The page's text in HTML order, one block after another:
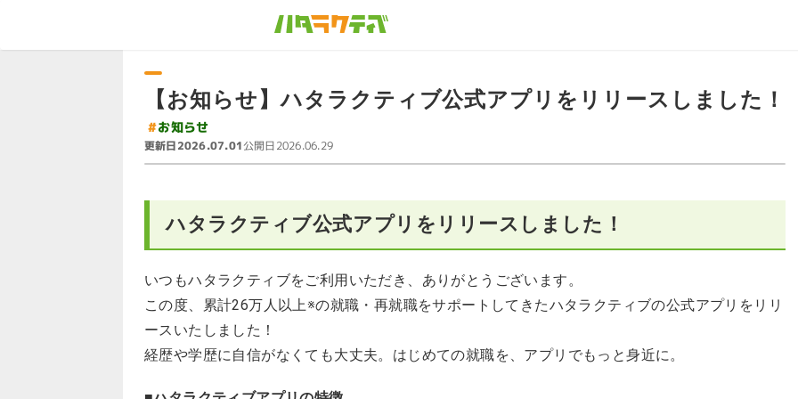
【お知らせ】ハタラクティブ公式アプリをリリースしました！
#お知らせ
更新日2026.07.01公開日2026.06.29
ハタラクティブ公式アプリをリリースしました！
いつもハタラクティブをご利用いただき、ありがとうございます。
この度、累計26万人以上※の就職・再就職をサポートしてきたハタラクティブの公式アプリをリリ
ースいたしました！
経歴や学歴に自信がなくても大丈夫。はじめての就職を、アプリでもっと身近に。